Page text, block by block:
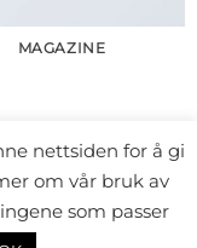
MAGAZINE
BIOGRAFI
I TEKST OG TONAR
nettsiden for å gi
om vår bruk av
som passer